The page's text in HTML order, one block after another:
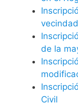
de la
Civil